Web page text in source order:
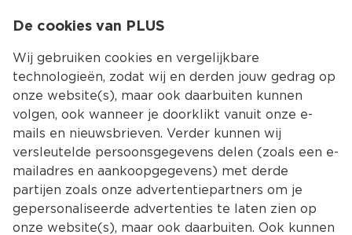
Kies jouw
De cookies van PLUS
Wij gebruiken cookies en vergelijkbare
technologieën, zodat wij en derden jouw gedrag op
onze website(s), maar ook daarbuiten kunnen
volgen, ook wanneer je doorklikt vanuit onze e-
mails en nieuwsbrieven. Verder kunnen wij
versleutelde persoonsgegevens delen (zoals een e-
mailadres en aankoopgegevens) met derde
partijen zoals onze advertentiepartners om je
gepersonaliseerde advertenties te laten zien op
onze website(s), maar ook daarbuiten. Ook kunnen